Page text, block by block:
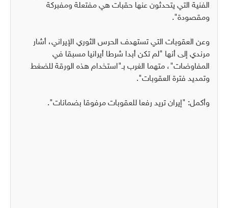
الفنية التي يتحدثون عنها حقبات هي مفتعلة ومفبركة
ومقصودة".
وعن العقوبات التي تستهدف الحرس الثوري الإيراني، أشار
مرندي إلى أنها "لم تكن أبدا شرطا أيرانيا مسبقا في
المفاوضات"، متهما الغرب بـ"استخدام هذه الورقة للضغط
وتمديد فترة العقوبات".
وأكمل: "إيران تريد رفعا للعقوبات مرفوقا بضمانات".